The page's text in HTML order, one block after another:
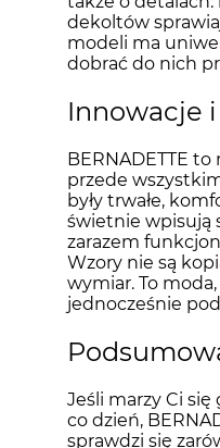
dekoltów
modeli ma
dobrać do nich
Innowacje
BERNADETTE
przede
były trwałe,
świetnie wpisują
zarazem
Wzory nie są
wymiar. To
jednocześnie
Jeśli marzy Ci
co dzień,
sprawdzi się